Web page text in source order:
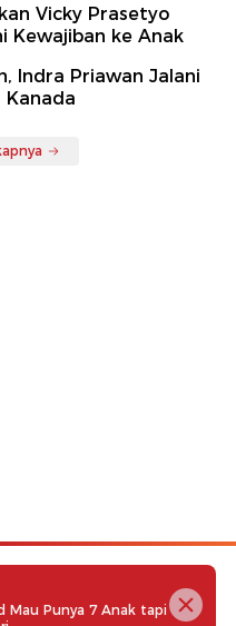
Vicky Prasetyo
Kewajiban ke Anak
Indra Priawan Jalani
Kanada
Mau Punya 7 Anak tapi